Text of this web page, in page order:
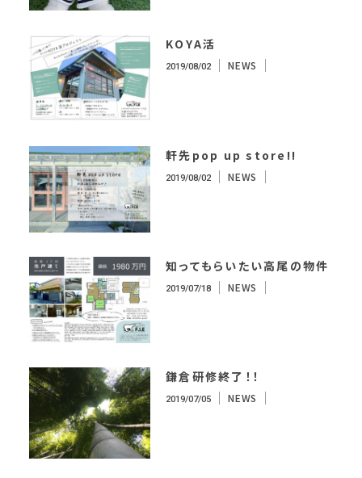
KOYA活
2019/08/02 NEWS
軒先pop up store!!
2019/08/02 NEWS
知ってもらいたい高尾の物件
2019/07/18 NEWS
鎌倉研修終了！！
2019/07/05 NEWS